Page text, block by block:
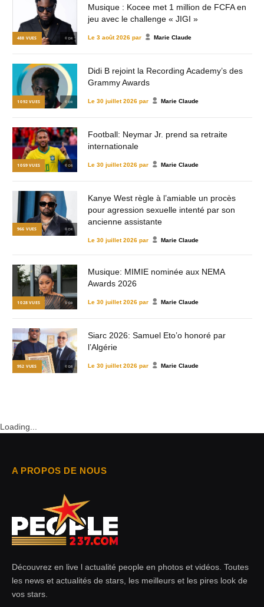
488 VUES © DR
Musique : Kocee met 1 million de FCFA en
jeu avec le challenge « JIGI »
Le 3 août 2026 par Marie Claude
1 092 VUES © DR
Didi B rejoint la Recording Academy’s des
Grammy Awards
Le 30 juillet 2026 par Marie Claude
1 059 VUES © DR
Football: Neymar Jr. prend sa retraite
internationale
Le 30 juillet 2026 par Marie Claude
966 VUES © DR
Kanye West règle à l’amiable un procès
pour agression sexuelle intenté par son
ancienne assistante
Le 30 juillet 2026 par Marie Claude
1 028 VUES © DR
Musique: MIMIE nominée aux NEMA
Awards 2026
Le 30 juillet 2026 par Marie Claude
952 VUES © DR
Siarc 2026: Samuel Eto’o honoré par
l’Algérie
Le 30 juillet 2026 par Marie Claude
Loading...
A PROPOS DE NOUS
Découvrez en live l actualité people en photos et vidéos. Toutes
les news et actualités de stars, les meilleurs et les pires look de
vos stars.